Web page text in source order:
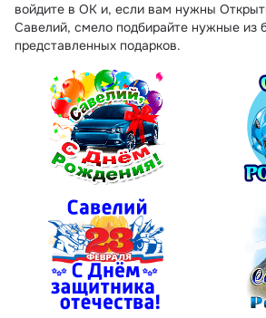
войдите в ОК и, если вам нужны
Савелий, смело подбирайте нужные из
представленных подарков.